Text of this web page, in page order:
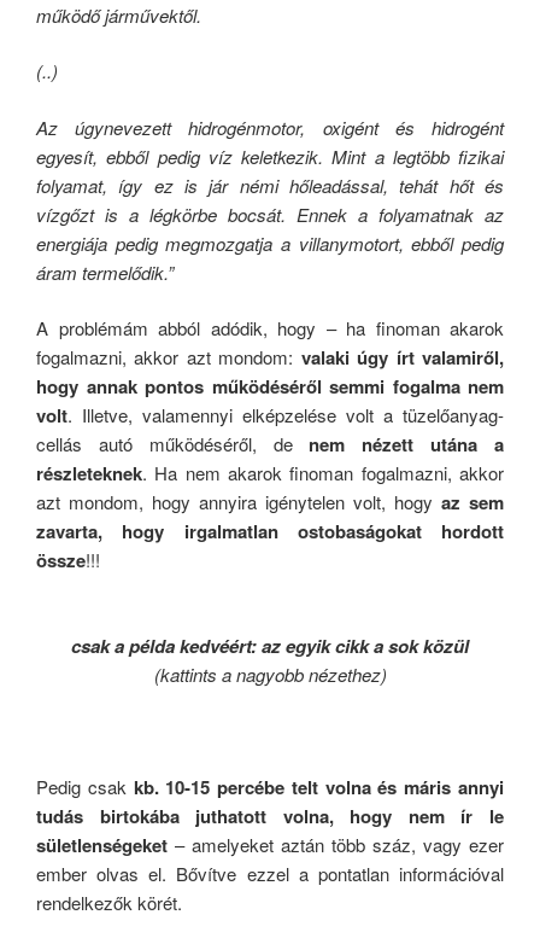
működő járművektől.
(..)
Az úgynevezett hidrogénmotor, oxigént és hidrogént
egyesít, ebből pedig víz keletkezik. Mint a legtöbb fizikai
folyamat, így ez is jár némi hőleadással, tehát hőt és
vízgőzt is a légkörbe bocsát. Ennek a folyamatnak az
energiája pedig megmozgatja a villanymotort, ebből pedig
áram termelődik.”
A problémám abból adódik, hogy – ha finoman akarok
fogalmazni, akkor azt mondom: valaki úgy írt valamiről,
hogy annak pontos működéséről semmi fogalma nem
volt. Illetve, valamennyi elképzelése volt a tüzelőanyag-
cellás autó működéséről, de nem nézett utána a
részleteknek. Ha nem akarok finoman fogalmazni, akkor
azt mondom, hogy annyira igénytelen volt, hogy az sem
zavarta, hogy irgalmatlan ostobaságokat hordott
össze!!!
csak a példa kedvéért: az egyik cikk a sok közül
(kattints a nagyobb nézethez)
Pedig csak kb. 10-15 percébe telt volna és máris annyi
tudás birtokába juthatott volna, hogy nem ír le
sületlenségeket – amelyeket aztán több száz, vagy ezer
ember olvas el. Bővítve ezzel a pontatlan információval
rendelkezők körét.